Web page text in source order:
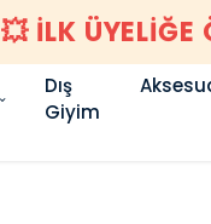
💥 İLK
Dış
Giyim